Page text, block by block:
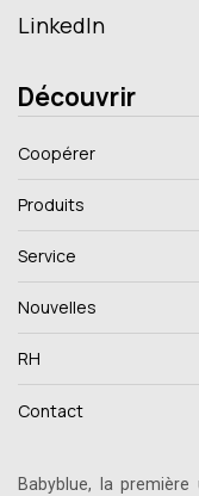
LinkedIn
Découvrir
Coopérer
Produits
Service
Nouvelles
RH
Contact
Babyblue, la